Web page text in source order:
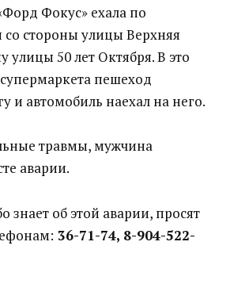
Фокус» ехала по
со стороны улицы Верхняя
улицы 50 лет Октября. В это
пешеход
и автомобиль наехал на него.
травмы, мужчина
аварии.
знает об этой аварии, просят
36-71-74, 8-904-522-